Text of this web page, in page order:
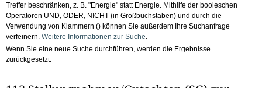
Treffer beschränken, z. B. "Energie" statt Energie. Mithilfe der booleschen
Operatoren UND, ODER, NICHT (in Großbuchstaben) und durch die
Verwendung von Klammern () können Sie außerdem Ihre Suchanfrage
verfeinern. Weitere Informationen zur Suche
Wenn Sie eine neue Suche durchführen, werden die Ergebnisse
zurückgesetzt.